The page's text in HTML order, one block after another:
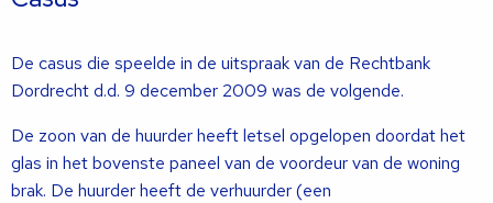
De casus die speelde in de uitspraak van de Rechtbank
Dordrecht d.d. 9 december 2009 was de volgende.
De zoon van de huurder heeft letsel opgelopen doordat het
glas in het bovenste paneel van de voordeur van de woning
brak. De huurder heeft de verhuurder (een